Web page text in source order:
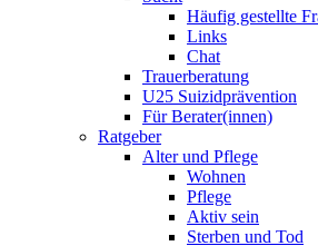
Häufig gestellte
Links
Chat
Trauerberatung
U25 Suizidprävention
Für Berater(innen)
Ratgeber
Alter und Pflege
Wohnen
Pflege
Aktiv sein
Sterben und Tod